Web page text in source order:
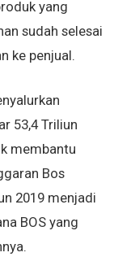
yang
sudah selesai
ke penjual.
53,4 Triliun
membantu
Bos
2019 menjadi
BOS yang